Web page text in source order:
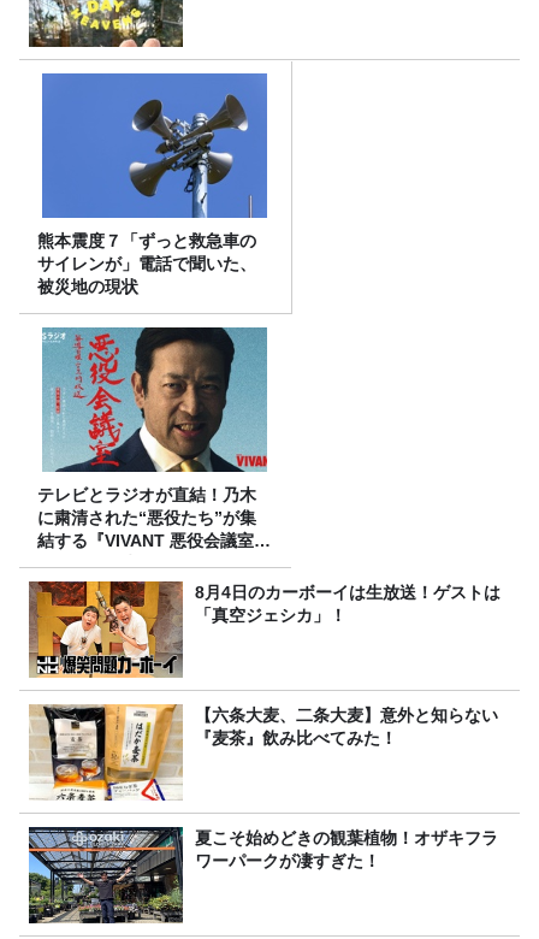
熊本震度７「ずっと救急車の
サイレンが」電話で聞いた、
被災地の現状
テレビとラジオが直結！乃木
に粛清された“悪役たち”が集
結する『VIVANT 悪役会議室』
7/26(日)23時スタート！
8月4日のカーボーイは生放送！ゲストは
「真空ジェシカ」！
【六条大麦、二条大麦】意外と知らない
『麦茶』飲み比べてみた！
夏こそ始めどきの観葉植物！オザキフラ
ワーパークが凄すぎた！